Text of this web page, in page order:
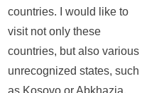
countries. I would like to
visit not only these
countries, but also various
unrecognized states, such
as Kosovo or Abkhazia,